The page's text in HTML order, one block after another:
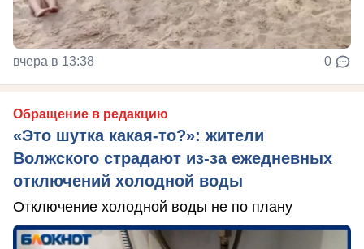
вчера в 13:38 0
Обращение в редакцию
«Это шутка какая-то?»: жители
Волжского страдают из‑за ежедневных
отключений холодной воды
Отключение холодной воды не по плану